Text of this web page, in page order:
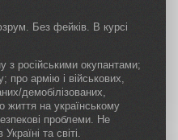
Без фейків. В курсі
з російськими окупантами;
про армію і військових,
демобілізованих,
життя на українському
проблеми. Не
та світі.